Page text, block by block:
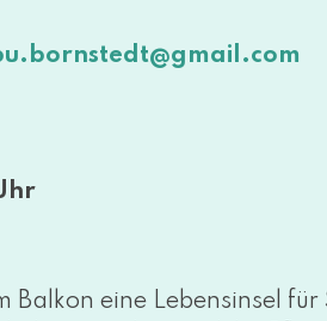
eine Lebensinsel für